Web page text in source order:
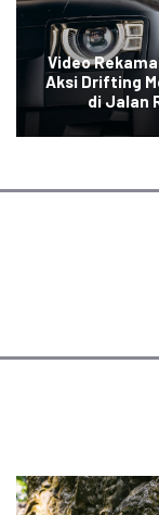
Video
Aksi Drifting
di Jalan